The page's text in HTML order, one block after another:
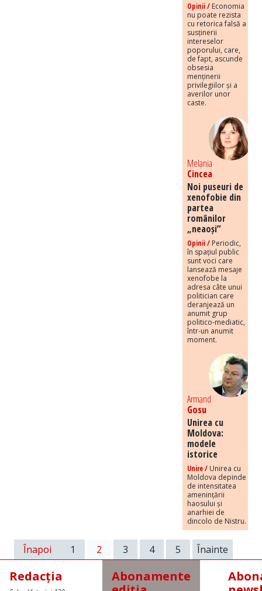
Opinii / Economia
nu poate rezista
cu retorica falsă a
susținerii
intereselor
poporului, care,
de fapt, ascunde
obsesia
menținerii
privilegiilor și a
averilor unor
caste.
Melania
Cincea
Noi puseuri de
xenofobie din
partea
românilor
„neaoși”
Opinii / Periodic,
în spațiul public
sunt voci care
lansează mesaje
xenofobe la
adresa câte unui
politician care
deranjează un
anumit grup
politico-mediatic,
într-un anumit
moment.
Armand
Gosu
Unirea cu
Moldova:
modele
istorice
Unire / Unirea cu
Moldova depinde
de intensitatea
amenințării
haosului și
anarhiei de
dincolo de Nistru.
Înapoi 1 2 3 4 5 Înainte
Redacția
Abonamente